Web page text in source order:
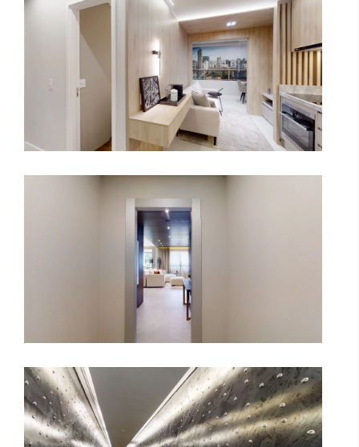
Authoria - 4 Suítes | Mondo Tebas
Campo Fraturado | Projeto Parede |
Museu de Arte Moderna (MAM)